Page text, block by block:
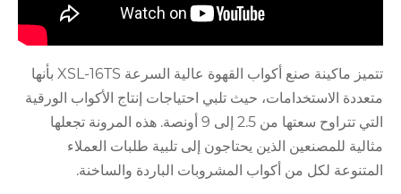
تتميز ماكينة صنع أكواب القهوة عالية السرعة XSL-16TS بأنها
متعددة الاستخدامات، حيث تلبي احتياجات إنتاج الأكواب الورقية
التي تتراوح سعتها من 2.5 إلى 9 أونصة. هذه المرونة تجعلها
مثالية للمصنعين الذين يحتاجون إلى تلبية طلبات العملاء
المتنوعة لكل من أكواب المشروبات الباردة والساخنة.